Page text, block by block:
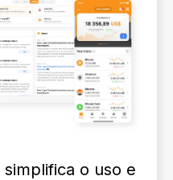
simplifica o uso e